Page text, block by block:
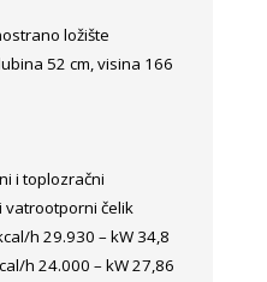
ložište
52 cm, visina 166
i toplozračni
vatrootporni čelik
h 29.930 – kW 34,8
h 24.000 – kW 27,86